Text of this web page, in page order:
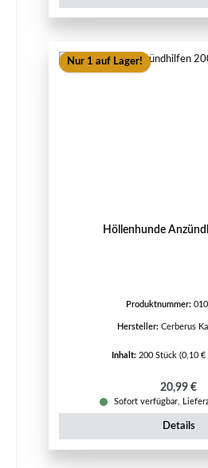
Nur 1 auf Lager!
Höllenhunde
Produktnummer:
Hersteller: Cerberus
Inhalt: 200 Stück (0,10 €
Regulärer
20,99 €
Sofort verfügbar,
Details